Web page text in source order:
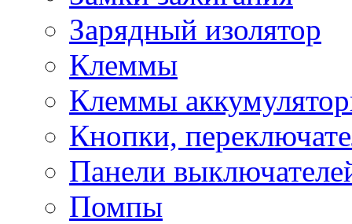
Зарядный изолятор
Клеммы
Клеммы
Кнопки,
Панели
Помпы